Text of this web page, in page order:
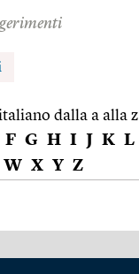
dalla a alla z
F G H I J K L
W X Y Z